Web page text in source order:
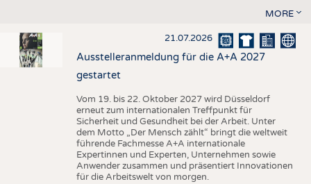
MORE
21.07.2026
Ausstelleranmeldung für die A+A 2027
gestartet
Vom 19. bis 22. Oktober 2027 wird Düsseldorf
erneut zum internationalen Treffpunkt für
Sicherheit und Gesundheit bei der Arbeit. Unter
dem Motto „Der Mensch zählt“ bringt die weltweit
führende Fachmesse A+A internationale
Expertinnen und Experten, Unternehmen sowie
Anwender zusammen und präsentiert Innovationen
für die Arbeitswelt von morgen.